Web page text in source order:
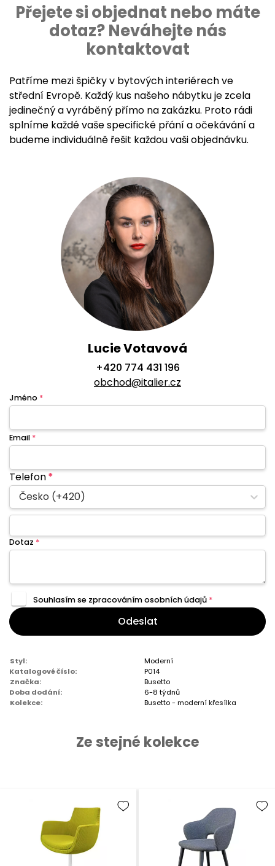
Přejete si objednat nebo máte
dotaz? Neváhejte nás
kontaktovat
Patříme mezi špičky v bytových interiérech ve
střední Evropě. Každý kus našeho nábytku je zcela
jedinečný a vyráběný přímo na zakázku. Proto rádi
splníme každé vaše specifické přání a očekávání a
budeme individuálně řešit každou vaši objednávku.
Lucie Votavová
+420 774 431 196
obchod@italier.cz
Jméno *
Email *
Telefon*
Česko (+420)
Dotaz *
Souhlasím se zpracovánímosobních údajů *
Odeslat
Styl:
Moderní
Katalogové číslo:
P014
Značka:
Busetto
Doba dodání:
6-8 týdnů
Kolekce:
Busetto - moderní křesílka
Ze stejné kolekce